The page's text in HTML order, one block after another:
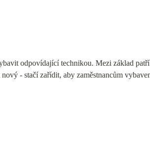
odpovídající technikou. Mezi základ
- stačí zařídit, aby zaměstnancům